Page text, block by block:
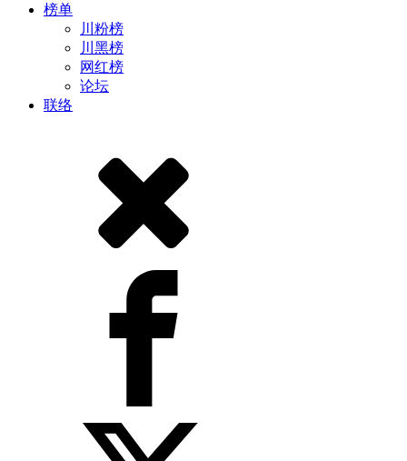
榜单
川粉榜
川黑榜
网红榜
论坛
联络